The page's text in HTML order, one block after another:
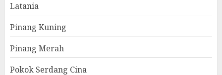
Latania
Pinang Kuning
Pinang Merah
Pokok Serdang Cina